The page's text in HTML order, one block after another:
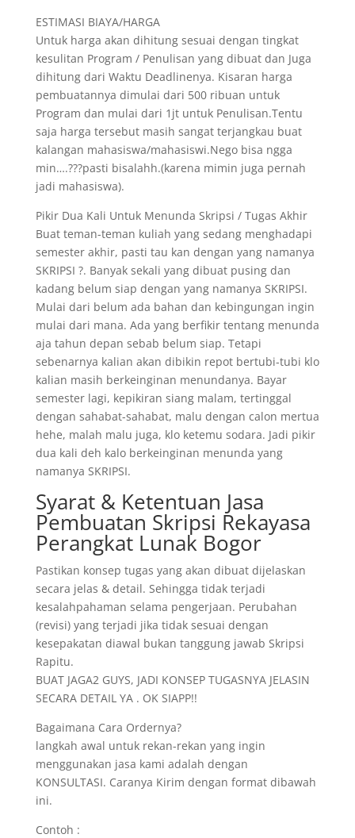
ESTIMASI BIAYA/HARGA
Untuk harga akan dihitung sesuai dengan tingkat
kesulitan Program / Penulisan yang dibuat dan Juga
dihitung dari Waktu Deadlinenya. Kisaran harga
pembuatannya dimulai dari 500 ribuan untuk
Program dan mulai dari 1jt untuk Penulisan.Tentu
saja harga tersebut masih sangat terjangkau buat
kalangan mahasiswa/mahasiswi.Nego bisa ngga
min….???pasti bisalahh.(karena mimin juga pernah
jadi mahasiswa).
Pikir Dua Kali Untuk Menunda Skripsi / Tugas Akhir
Buat teman-teman kuliah yang sedang menghadapi
semester akhir, pasti tau kan dengan yang namanya
SKRIPSI ?. Banyak sekali yang dibuat pusing dan
kadang belum siap dengan yang namanya SKRIPSI.
Mulai dari belum ada bahan dan kebingungan ingin
mulai dari mana. Ada yang berfikir tentang menunda
aja tahun depan sebab belum siap. Tetapi
sebenarnya kalian akan dibikin repot bertubi-tubi klo
kalian masih berkeinginan menundanya. Bayar
semester lagi, kepikiran siang malam, tertinggal
dengan sahabat-sahabat, malu dengan calon mertua
hehe, malah malu juga, klo ketemu sodara. Jadi pikir
dua kali deh kalo berkeinginan menunda yang
namanya SKRIPSI.
Syarat & Ketentuan Jasa
Pembuatan Skripsi Rekayasa
Perangkat Lunak Bogor
Pastikan konsep tugas yang akan dibuat dijelaskan
secara jelas & detail. Sehingga tidak terjadi
kesalahpahaman selama pengerjaan. Perubahan
(revisi) yang terjadi jika tidak sesuai dengan
kesepakatan diawal bukan tanggung jawab Skripsi
Rapitu.
BUAT JAGA2 GUYS, JADI KONSEP TUGASNYA JELASIN
SECARA DETAIL YA . OK SIAPP!!
Bagaimana Cara Ordernya?
langkah awal untuk rekan-rekan yang ingin
menggunakan jasa kami adalah dengan
KONSULTASI. Caranya Kirim dengan format dibawah
ini.
Contoh :